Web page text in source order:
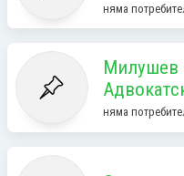
няма
Милушев
няма